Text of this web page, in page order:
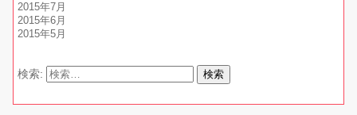
2015年7月
2015年6月
2015年5月
検索: